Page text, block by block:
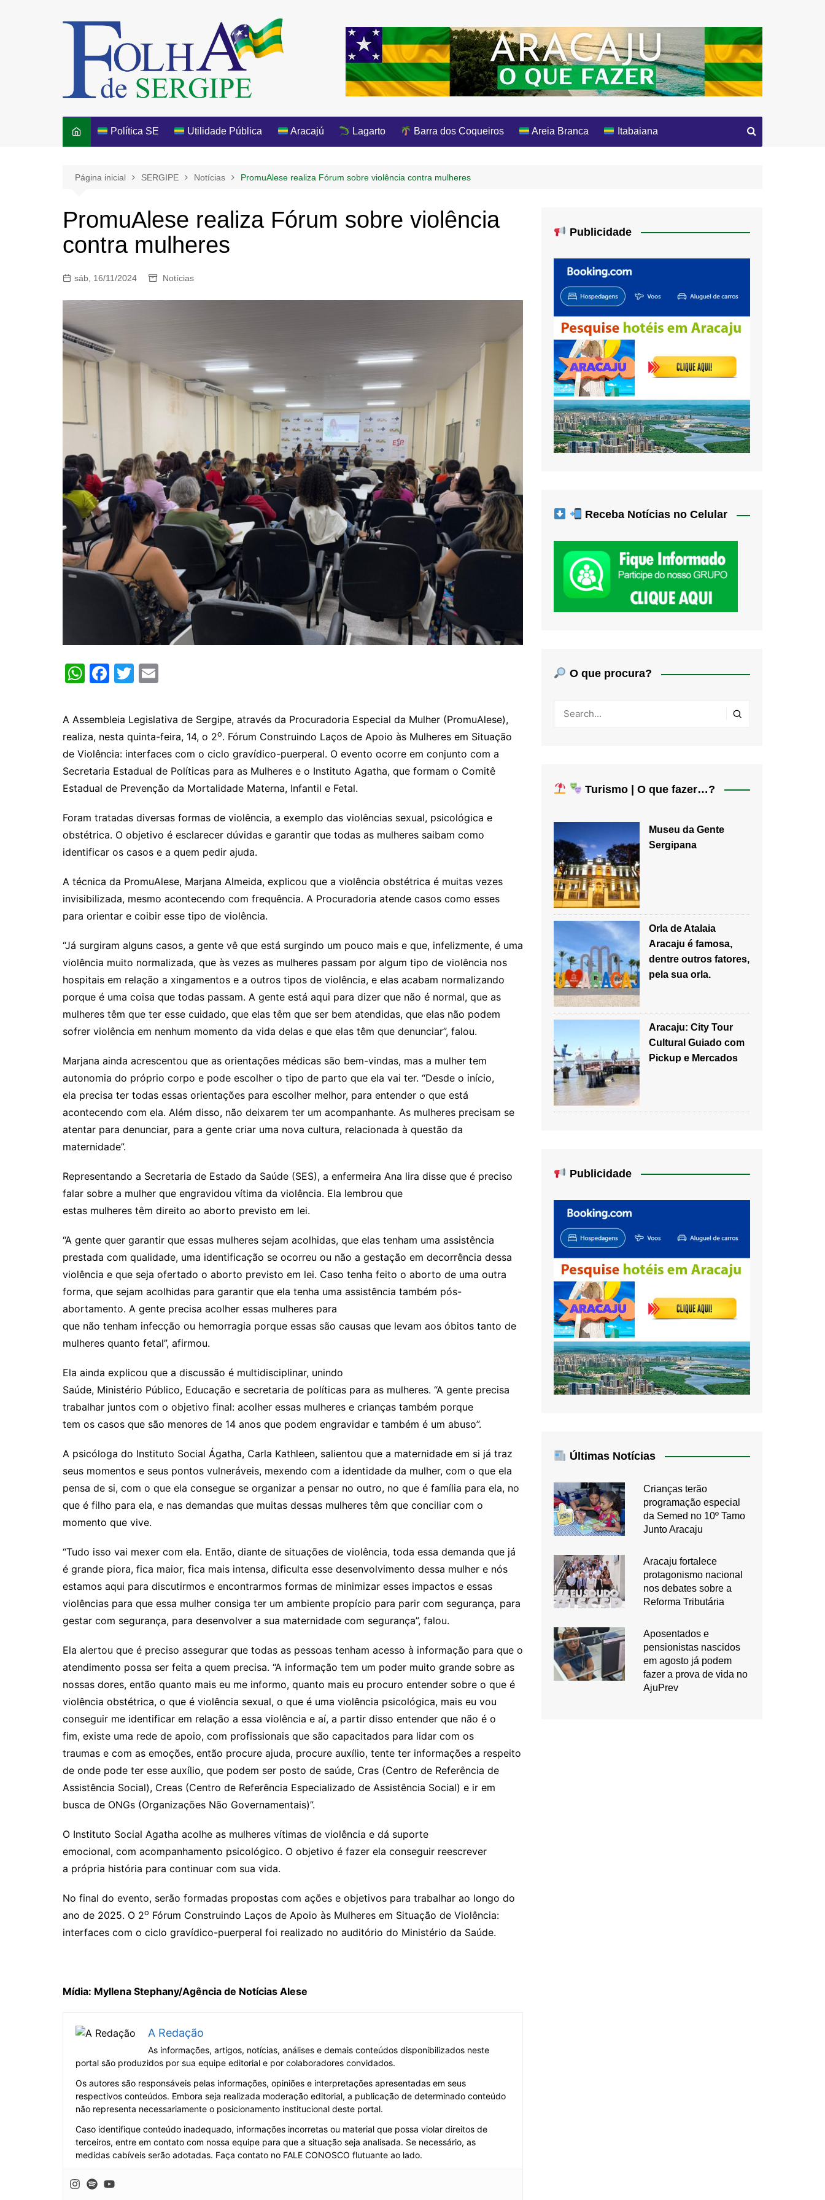
Política SE Utilidade Pública Aracajú Lagarto Barra dos Coqueiros Areia Branca Itabaiana
Página inicial SERGIPE Notícias PromuAlese realiza Fórum sobre violência contra mulheres
PromuAlese realiza Fórum sobre violência
contra mulheres
sáb, 16/11/2024 Notícias
W
at
s
A
p
p
F
c
e
b
o
o
k
T
itt
er
ai
l
A Assembleia Legislativa de Sergipe, através da Procuradoria Especial da Mulher (PromuAlese),
realiza, nesta quinta-feira, 14, o 2o. Fórum Construindo Laços de Apoio às Mulheres em Situação
de Violência: interfaces com o ciclo gravídico-puerperal. O evento ocorre em conjunto com a
Secretaria Estadual de Políticas para as Mulheres e o Instituto Agatha, que formam o Comitê
Estadual de Prevenção da Mortalidade Materna, Infantil e Fetal.
Foram tratadas diversas formas de violência, a exemplo das violências sexual, psicológica e
obstétrica. O objetivo é esclarecer dúvidas e garantir que todas as mulheres saibam como
identificar os casos e a quem pedir ajuda.
A técnica da PromuAlese, Marjana Almeida, explicou que a violência obstétrica é muitas vezes
invisibilizada, mesmo acontecendo com frequência. A Procuradoria atende casos como esses
para orientar e coibir esse tipo de violência.
“Já surgiram alguns casos, a gente vê que está surgindo um pouco mais e que, infelizmente, é uma
violência muito normalizada, que às vezes as mulheres passam por algum tipo de violência nos
hospitais em relação a xingamentos e a outros tipos de violência, e elas acabam normalizando
porque é uma coisa que todas passam. A gente está aqui para dizer que não é normal, que as
mulheres têm que ter esse cuidado, que elas têm que ser bem atendidas, que elas não podem
sofrer violência em nenhum momento da vida delas e que elas têm que denunciar”, falou.
Marjana ainda acrescentou que as orientações médicas são bem-vindas, mas a mulher tem
autonomia do próprio corpo e pode escolher o tipo de parto que ela vai ter. “Desde o início,
ela precisa ter todas essas orientações para escolher melhor, para entender o que está
acontecendo com ela. Além disso, não deixarem ter um acompanhante. As mulheres precisam se
atentar para denunciar, para a gente criar uma nova cultura, relacionada à questão da
maternidade”.
Representando a Secretaria de Estado da Saúde (SES), a enfermeira Ana lira disse que é preciso
falar sobre a mulher que engravidou vítima da violência. Ela lembrou que
estas mulheres têm direito ao aborto previsto em lei.
“A gente quer garantir que essas mulheres sejam acolhidas, que elas tenham uma assistência
prestada com qualidade, uma identificação se ocorreu ou não a gestação em decorrência dessa
violência e que seja ofertado o aborto previsto em lei. Caso tenha feito o aborto de uma outra
forma, que sejam acolhidas para garantir que ela tenha uma assistência também pós-
abortamento. A gente precisa acolher essas mulheres para
que não tenham infecção ou hemorragia porque essas são causas que levam aos óbitos tanto de
mulheres quanto fetal”, afirmou.
Ela ainda explicou que a discussão é multidisciplinar, unindo
Saúde, Ministério Público, Educação e secretaria de políticas para as mulheres. “A gente precisa
trabalhar juntos com o objetivo final: acolher essas mulheres e crianças também porque
tem os casos que são menores de 14 anos que podem engravidar e também é um abuso”.
A psicóloga do Instituto Social Ágatha, Carla Kathleen, salientou que a maternidade em si já traz
seus momentos e seus pontos vulneráveis, mexendo com a identidade da mulher, com o que ela
pensa de si, com o que ela consegue se organizar a pensar no outro, no que é família para ela, no
que é filho para ela, e nas demandas que muitas dessas mulheres têm que conciliar com o
momento que vive.
“Tudo isso vai mexer com ela. Então, diante de situações de violência, toda essa demanda que já
é grande piora, fica maior, fica mais intensa, dificulta esse desenvolvimento dessa mulher e nós
estamos aqui para discutirmos e encontrarmos formas de minimizar esses impactos e essas
violências para que essa mulher consiga ter um ambiente propício para parir com segurança, para
gestar com segurança, para desenvolver a sua maternidade com segurança”, falou.
Ela alertou que é preciso assegurar que todas as pessoas tenham acesso à informação para que o
atendimento possa ser feita a quem precisa. “A informação tem um poder muito grande sobre as
nossas dores, então quanto mais eu me informo, quanto mais eu procuro entender sobre o que é
violência obstétrica, o que é violência sexual, o que é uma violência psicológica, mais eu vou
conseguir me identificar em relação a essa violência e aí, a partir disso entender que não é o
fim, existe uma rede de apoio, com profissionais que são capacitados para lidar com os
traumas e com as emoções, então procure ajuda, procure auxílio, tente ter informações a respeito
de onde pode ter esse auxílio, que podem ser posto de saúde, Cras (Centro de Referência de
Assistência Social), Creas (Centro de Referência Especializado de Assistência Social) e ir em
busca de ONGs (Organizações Não Governamentais)”.
O Instituto Social Agatha acolhe as mulheres vítimas de violência e dá suporte
emocional, com acompanhamento psicológico. O objetivo é fazer ela conseguir reescrever
a própria história para continuar com sua vida.
No final do evento, serão formadas propostas com ações e objetivos para trabalhar ao longo do
ano de 2025. O 2o Fórum Construindo Laços de Apoio às Mulheres em Situação de Violência:
interfaces com o ciclo gravídico-puerperal foi realizado no auditório do Ministério da Saúde.
Mídia: Myllena Stephany/Agência de Notícias Alese
A Redação
As informações, artigos, notícias, análises e demais conteúdos disponibilizados neste
portal são produzidos por sua equipe editorial e por colaboradores convidados.
Os autores são responsáveis pelas informações, opiniões e interpretações apresentadas em seus
respectivos conteúdos. Embora seja realizada moderação editorial, a publicação de determinado conteúdo
não representa necessariamente o posicionamento institucional deste portal.
Caso identifique conteúdo inadequado, informações incorretas ou material que possa violar direitos de
terceiros, entre em contato com nossa equipe para que a situação seja analisada. Se necessário, as
medidas cabíveis serão adotadas. Faça contato no FALE CONOSCO flutuante ao lado.
Publicidade
Receba Notícias no Celular
O que procura?
Turismo | O que fazer…?
Museu da Gente
Sergipana
Orla de Atalaia
Aracaju é famosa,
dentre outros fatores,
pela sua orla.
Aracaju: City Tour
Cultural Guiado com
Pickup e Mercados
Publicidade
Últimas Notícias
Crianças terão
programação especial
da Semed no 10º Tamo
Junto Aracaju
Aracaju fortalece
protagonismo nacional
nos debates sobre a
Reforma Tributária
Aposentados e
pensionistas nascidos
em agosto já podem
fazer a prova de vida no
AjuPrev